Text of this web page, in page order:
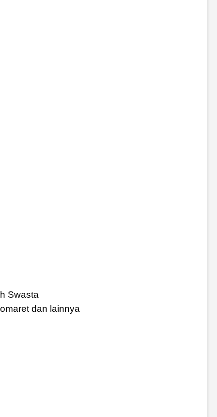
Swasta
dan lainnya